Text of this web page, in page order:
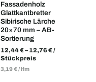
Fassadenholz
Glattkantbretter
Sibirische Lärche
20×70 mm – AB-
Sortierung
12,44€–12,76€/
Stückpreis
3,19€/lfm